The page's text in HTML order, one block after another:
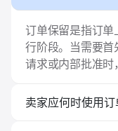
订单保留是指订
行阶段。当需要首
请求或内部批准时
卖家应何时使用订